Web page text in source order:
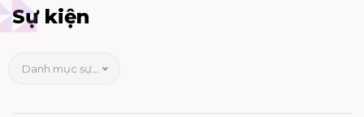
Sự kiện